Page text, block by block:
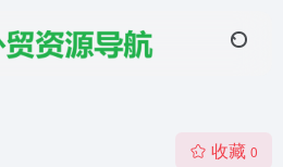
收藏 0